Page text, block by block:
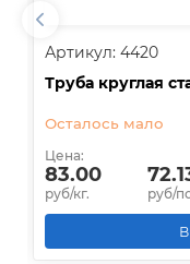
Артикул: 4420
Труба круглая
Осталось мало
Цена:
83.00
руб/кг. руб/